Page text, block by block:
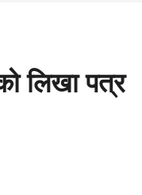
लिखा पत्र